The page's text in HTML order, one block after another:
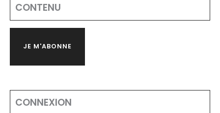
CONTENU
JE M'ABONNE
CONNEXION